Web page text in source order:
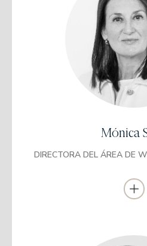
Mónica
DIRECTORA DEL ÁREA DE
Licenciada en Ciencias
Empresariales
Universitat Pompeu Fabra
MBA en Dirección y
UPF Barcelona School of
Máster en Coaching
Directora de la oficina principal de
Private Banking (2017-2022)